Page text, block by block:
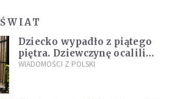
ŚWIAT
Dziecko wypadło z piątego
piętra. Dziewczynę ocalili
sąsiedzi
WIADOMOŚCI Z POLSKI